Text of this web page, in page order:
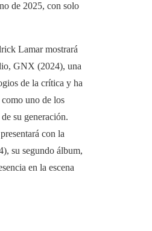
de 2025, con solo
Lamar mostrará
GNX (2024), una
de la crítica y ha
uno de los
su generación.
con la
su segundo álbum,
en la escena